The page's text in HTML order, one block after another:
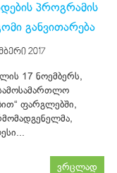
პროგრამის
განვითარება
2017
17 ნოემბერს,
ფარგლებში,
ვრცლად